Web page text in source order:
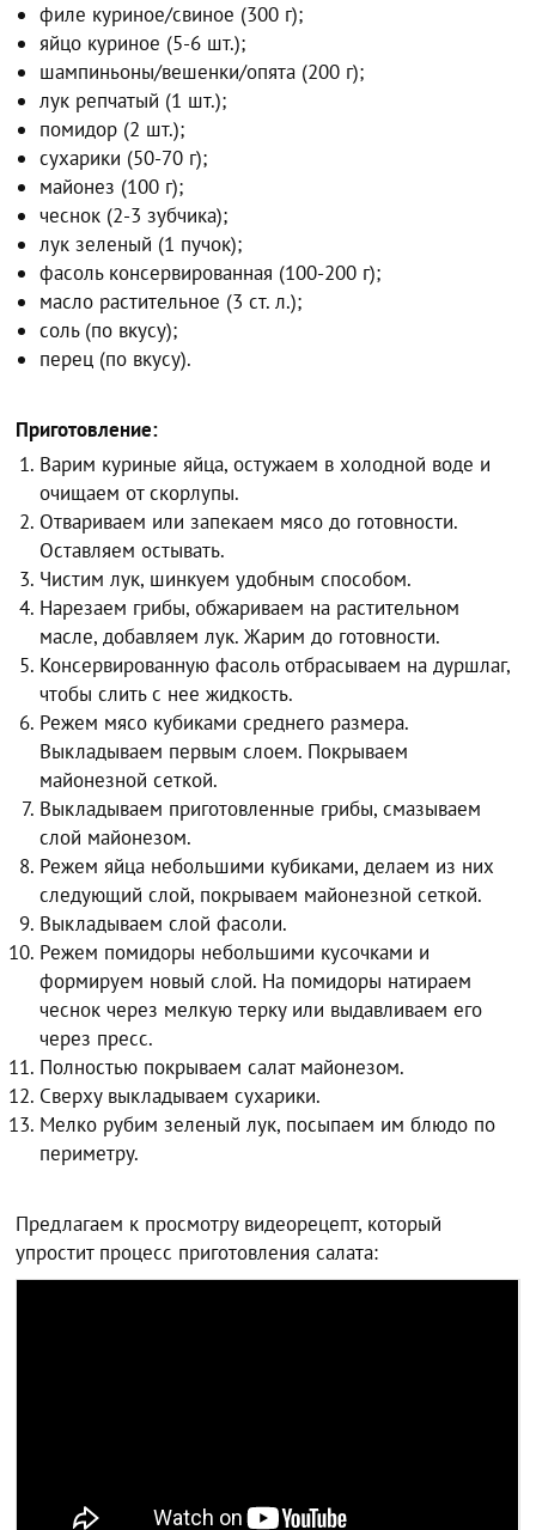
филе куриное/свиное (300 г);
яйцо куриное (5-6 шт.);
шампиньоны/вешенки/опята (200 г);
лук репчатый (1 шт.);
помидор (2 шт.);
сухарики (50-70 г);
майонез (100 г);
чеснок (2-3 зубчика);
лук зеленый (1 пучок);
фасоль консервированная (100-200 г);
масло растительное (3 ст. л.);
соль (по вкусу);
перец (по вкусу).
Приготовление:
Варим куриные яйца, остужаем в холодной воде и
очищаем от скорлупы.
Отвариваем или запекаем мясо до готовности.
Оставляем остывать.
Чистим лук, шинкуем удобным способом.
Нарезаем грибы, обжариваем на растительном
масле, добавляем лук. Жарим до готовности.
Консервированную фасоль отбрасываем на дуршлаг,
чтобы слить с нее жидкость.
Режем мясо кубиками среднего размера.
Выкладываем первым слоем. Покрываем
майонезной сеткой.
Выкладываем приготовленные грибы, смазываем
слой майонезом.
Режем яйца небольшими кубиками, делаем из них
следующий слой, покрываем майонезной сеткой.
Выкладываем слой фасоли.
Режем помидоры небольшими кусочками и
формируем новый слой. На помидоры натираем
чеснок через мелкую терку или выдавливаем его
через пресс.
Полностью покрываем салат майонезом.
Сверху выкладываем сухарики.
Мелко рубим зеленый лук, посыпаем им блюдо по
периметру.
Предлагаем к просмотру видеорецепт, который
упростит процесс приготовления салата: